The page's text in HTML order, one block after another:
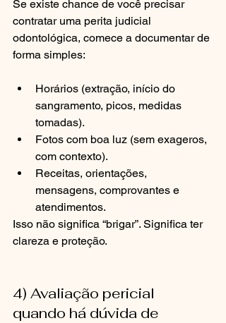
Se existe chance de você precisar
contratar uma perita judicial
odontológica, comece a documentar de
forma simples:
Horários (extração, início do
sangramento, picos, medidas
tomadas).
Fotos com boa luz (sem exageros,
com contexto).
Receitas, orientações,
mensagens, comprovantes e
atendimentos.
Isso não significa “brigar”. Significa ter
clareza e proteção.
4) Avaliação pericial
quando há dúvida de